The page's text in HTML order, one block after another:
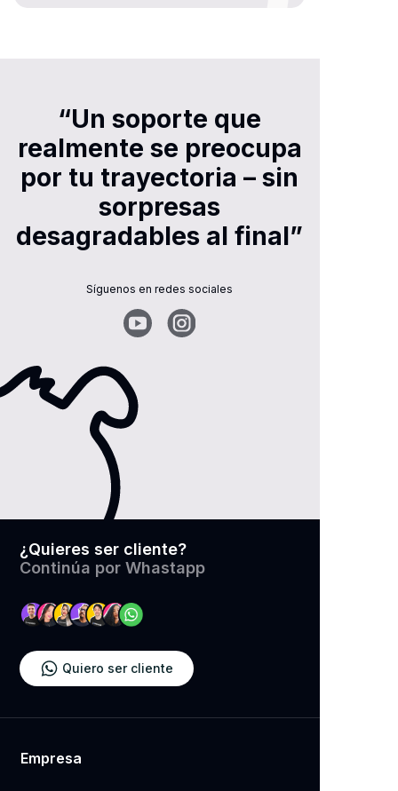
“Un soporte que
realmente se preocupa
por tu trayectoria – sin
sorpresas
desagradables al final”
Síguenos en redes sociales
¿Quieres ser cliente?
​Continúa por Whastapp
Quiero ser cliente
Empresa